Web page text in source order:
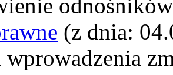
odnośników
(z dnia: